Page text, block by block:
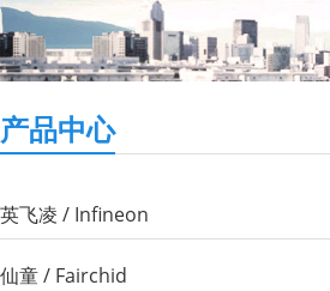
产品中心
英飞凌 / Infineon
仙童 / Fairchid